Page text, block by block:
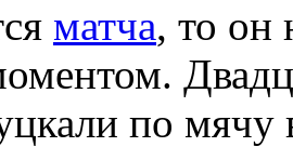
матча, то он
по